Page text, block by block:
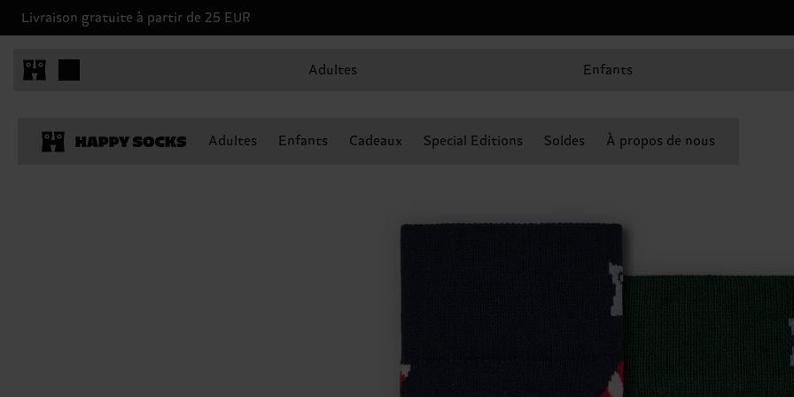
Livraison gratuite à partir de 25 EUR
Adultes Enfants
Adultes Enfants Cadeaux Special Editions Soldes À propos de nous